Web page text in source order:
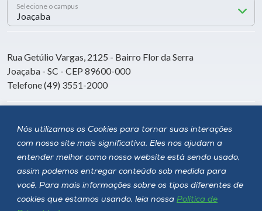
Nós utilizamos os Cookies para tornar suas interações
com nosso site mais significativa. Eles nos ajudam a
entender melhor como nosso website está sendo usado,
assim podemos entregar conteúdo sob medida para
você. Para mais informações sobre os tipos diferentes de
cookies que estamos usando, leia nossa Política de
Selecione o campus
Rua Getúlio Vargas, 2125 - Bairro Flor da Serra
Joaçaba - SC - CEP 89600-000
Telefone (49) 3551-2000
Siga a Unoesc